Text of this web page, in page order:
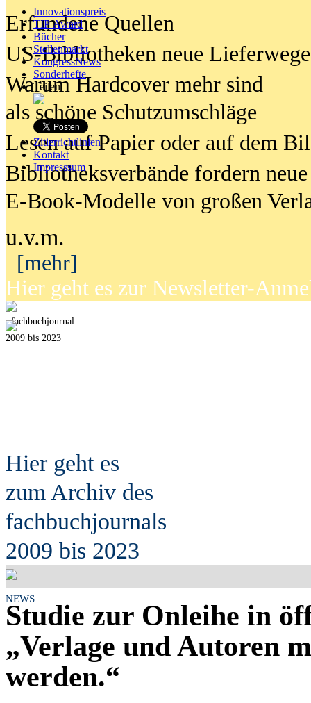
Innovationspreis
TIP Award
Bücher
Stellenmarkt
KongressNews
Sonderhefte
Teilen
Zitierrichtlinien
Kontakt
Impresssum
Erfundene Quellen
US-Bibliotheken neue Lieferwege
Warum Hardcover mehr sind
als schöne Schutzumschläge
Lesen auf Papier oder auf dem
Bibliotheksverbände fordern neue
E-Book-Modelle von großen
u.v.m.
[mehr]
Hier geht es zur Newsletter-
fachbuchjournal
2009 bis 2023
Hier geht es
zum Archiv des
fachbuchjournals
2009 bis 2023
NEWS
Studie zur Onleihe in
„Verlage und Autoren
werden.“